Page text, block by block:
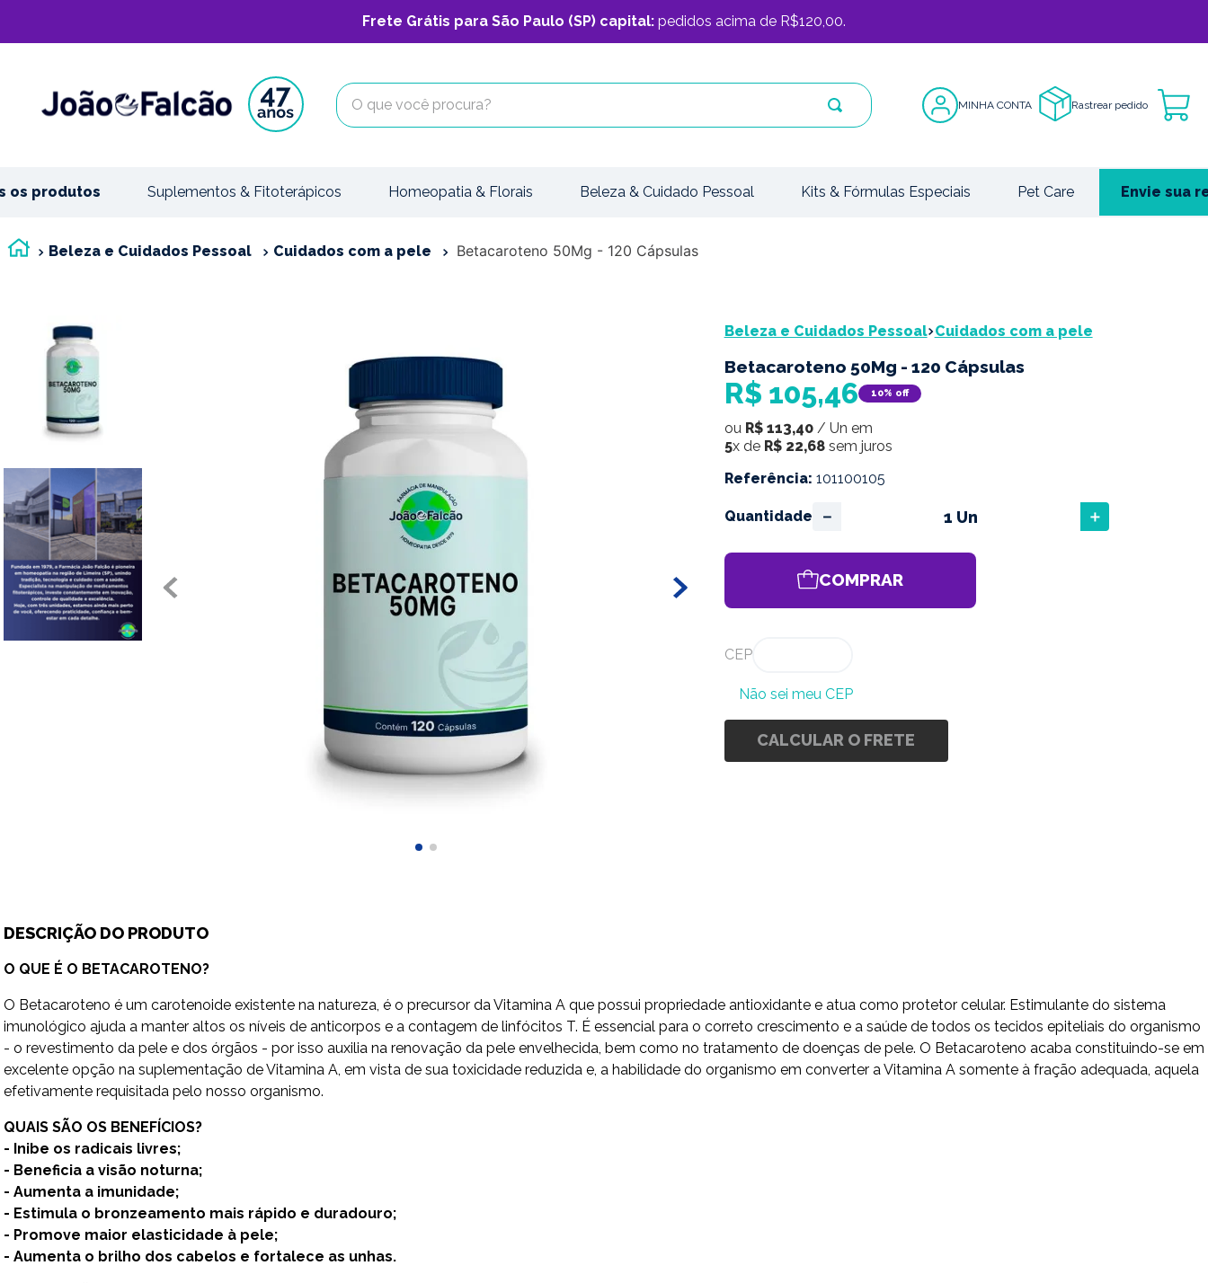
Frete Grátis para São Paulo (SP) capital: pedidos acima de R$120,00.
O que você procura?
MINHA CONTA Rastrear pedido
os produtos Suplementos & Fitoterápicos Homeopatia & Florais Beleza & Cuidado Pessoal Kits & Fórmulas Especiais Pet Care Envie sua
Beleza e Cuidados Pessoal Cuidados com a pele Betacaroteno 50Mg - 120 Cápsulas
Beleza e Cuidados Pessoal Cuidados com a pele
Betacaroteno 50Mg - 120 Cápsulas
R$ 105,46 10% off
ou R$ 113,40/ Un em
5x de R$ 22,68sem juros
Referência: 101100105
Quantidade ＋
－
COMPRAR
CEP
Não sei meu CEP
CALCULAR O FRETE
DESCRIÇÃO DO PRODUTO
O QUE É O BETACAROTENO?
O Betacaroteno é um carotenoide existente na natureza, é o precursor da Vitamina A que possui propriedade antioxidante e atua como protetor celular. Estimulante do sistema
imunológico ajuda a manter altos os níveis de anticorpos e a contagem de linfócitos T. É essencial para o correto crescimento e a saúde de todos os tecidos epiteliais do organismo
- o revestimento da pele e dos órgãos - por isso auxilia na renovação da pele envelhecida, bem como no tratamento de doenças de pele. O Betacaroteno acaba constituindo-se em
excelente opção na suplementação de Vitamina A, em vista de sua toxicidade reduzida e, a habilidade do organismo em converter a Vitamina A somente à fração adequada, aquela
efetivamente requisitada pelo nosso organismo.
QUAIS SÃO OS BENEFÍCIOS?
- Inibe os radicais livres;
- Beneficia a visão noturna;
- Aumenta a imunidade;
- Estimula o bronzeamento mais rápido e duradouro;
- Promove maior elasticidade à pele;
- Aumenta o brilho dos cabelos e fortalece as unhas.